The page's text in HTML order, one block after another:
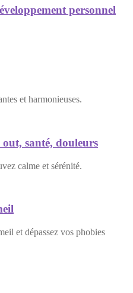
personnel
et harmonieuses.
santé, douleurs
calme et sérénité.
et dépassez vos phobies